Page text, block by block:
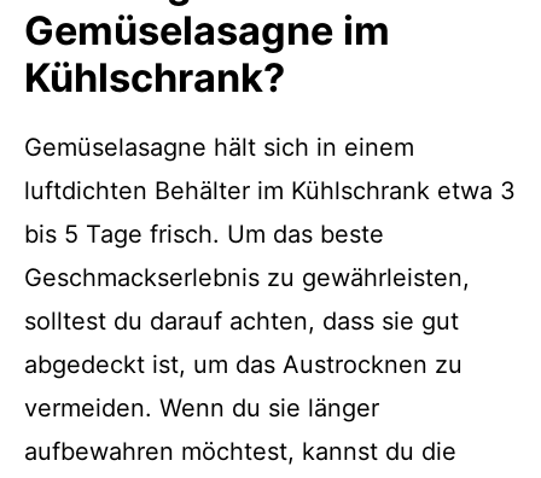
Gemüselasagne im
Kühlschrank?
Gemüselasagne hält sich in einem
luftdichten Behälter im Kühlschrank etwa 3
bis 5 Tage frisch. Um das beste
Geschmackserlebnis zu gewährleisten,
solltest du darauf achten, dass sie gut
abgedeckt ist, um das Austrocknen zu
vermeiden. Wenn du sie länger
aufbewahren möchtest, kannst du die